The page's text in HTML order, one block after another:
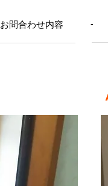
お問合わせ内容 -